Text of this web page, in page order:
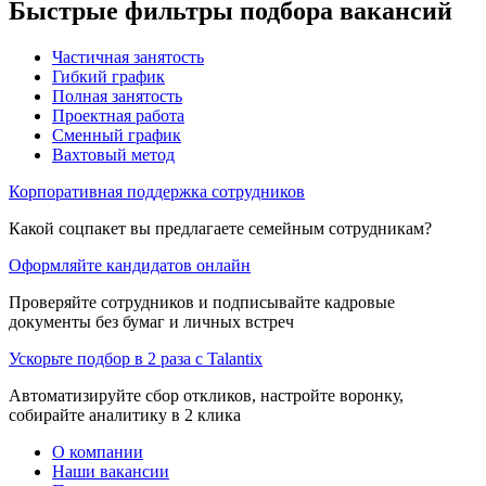
Быстрые фильтры подбора вакансий
Частичная занятость
Гибкий график
Полная занятость
Проектная работа
Сменный график
Вахтовый метод
Корпоративная поддержка сотрудников
Какой соцпакет вы предлагаете семейным сотрудникам?
Оформляйте кандидатов онлайн
Проверяйте сотрудников и подписывайте кадровые
документы без бумаг и личных встреч
Ускорьте подбор в 2 раза с Talantix
Автоматизируйте сбор откликов, настройте воронку,
собирайте аналитику в 2 клика
О компании
Наши вакансии